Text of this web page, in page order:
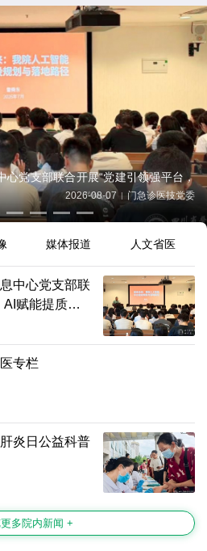
心党支部联合开展“党建引领强平台，
2026-08-07 | 门急诊医技党委
媒体报道 人文省医
中心党支部联
AI赋能提质
专栏
炎日公益科普
多院内新闻 +